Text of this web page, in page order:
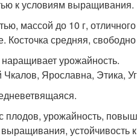
к условиям выращивания.
массой до 10 г,
средняя,
урожайность.
Ярославна, Этика,
урожайность,
устойчивость к